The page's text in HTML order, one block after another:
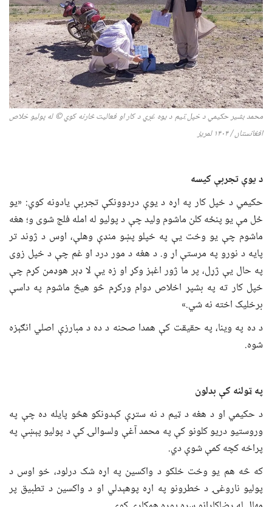
محمد بشیر حکیمي د خپل ټیم د یوه غړي د کار او فعالیت څارنه کوي© له پولیو خلاص
افغانستان / ۱۴۰۴ لمریز
د یوې تجربې کیسه
حکیمي د خپل کار په اړه د یوې دردوونکې تجربې یادونه کوي: «یو
ځل مې یو پنځه کلن ماشوم ولید چې د پولیو له امله فلج شوی و؛ هغه
ماشوم چې یو وخت یې په خپلو پښو منډې وهلې، اوس د ژوند تر
پایه د نورو په مرستې اړ و. د هغه د مور درد او غم چې د خپل زوی
په حال یې ژړل، پر ما ژور اغېز وکړ او زه یې لا ډېر هوډمن کړم چې
خپل کار ته په بشپړ اخلاص دوام ورکړم څو هیڅ ماشوم په داسې
برخلیک اخته نه شي.»
د ده په وینا، په حقیقت کې همدا صحنه د ده د مبارزې اصلي انګېزه
شوه.
په ټولنه کې بدلون
د حکیمي او د هغه د ټیم د نه ستړې کېدونکو هڅو پایله ده چې په
وروستیو دریو کلونو کې په محمد آغې ولسوالۍ کې د پولیو پېښې په
پراخه کچه کمې شوې دي.
که څه هم یو وخت خلکو د واکسین په اړه شک درلود، خو اوس د
پولیو ناروغۍ د خطرونو په اړه پوهېدلي او د واکسین د تطبیق پر